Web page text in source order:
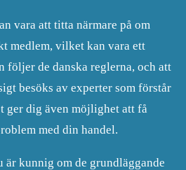
vara att titta närmare på om
medlem, vilket kan vara ett
följer de danska reglerna, och att
besöks av experter som förstår
ger dig även möjlighet att få
med din handel.
kunnig om de grundläggande